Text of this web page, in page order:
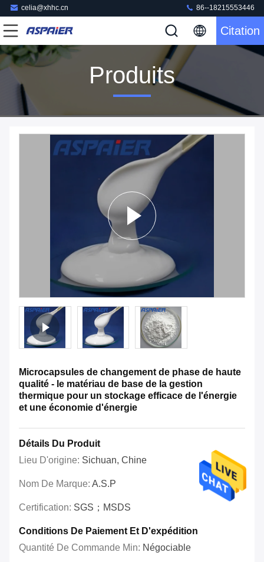
celia@xhhc.cn 86--18215553446
Citation
Produits
Microcapsules de changement de phase de haute
qualité - le matériau de base de la gestion
thermique pour un stockage efficace de l'énergie
et une économie d'énergie
Détails Du Produit
Lieu D'origine: Sichuan, Chine
Nom De Marque: A.S.P
Certification: SGS；MSDS
Conditions De Paiement Et D'expédition
Quantité De Commande Min: Négociable